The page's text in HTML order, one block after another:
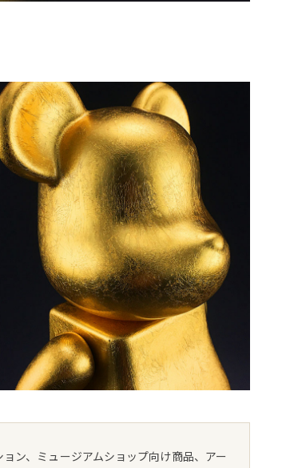
ン、ミュージアムショップ向け商品、アー